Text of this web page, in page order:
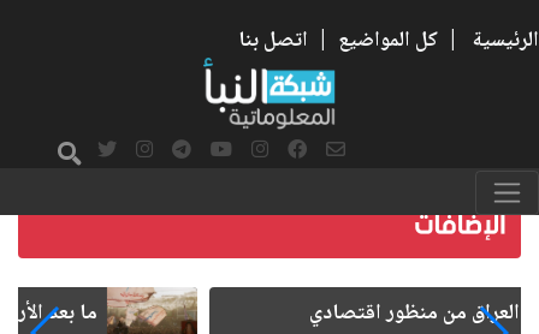
الرئيسية | كل المواضيع | اتصل بنا
ما بعد الأربعين.. كيف اتسعت الزيارة من هويتها